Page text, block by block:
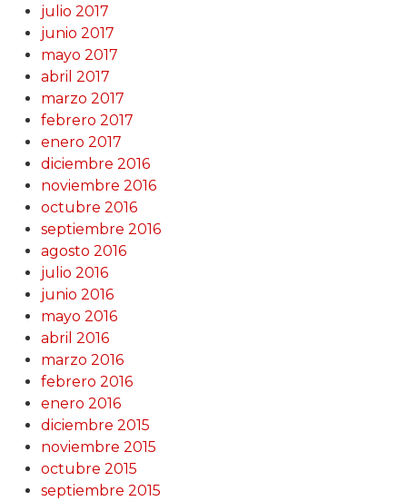
julio 2017
junio 2017
mayo 2017
abril 2017
marzo 2017
febrero 2017
enero 2017
diciembre 2016
noviembre 2016
octubre 2016
septiembre 2016
agosto 2016
julio 2016
junio 2016
mayo 2016
abril 2016
marzo 2016
febrero 2016
enero 2016
diciembre 2015
noviembre 2015
octubre 2015
septiembre 2015